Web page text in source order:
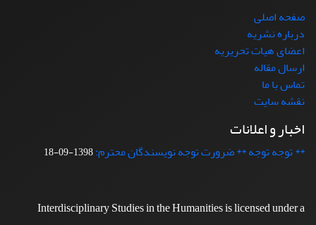
صفحه اصلی
درباره نشریه
اعضای هیات تحریریه
ارسال مقاله
تماس با ما
نقشه سایت
اخبار و اعلانات
** توجه توجه ** ضرورت توجه نویسندگان محترم:1398-09-18
Interdisciplinary Studies in the Humanities is licensed under a